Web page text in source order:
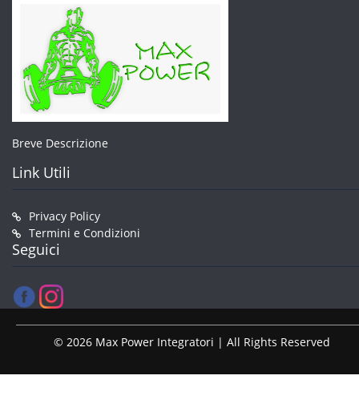
Breve Descrizione
Link Utili
Privacy Policy
Termini e Condizioni
Seguici
© 2026 Max Power Integratori | All Rights Reserved